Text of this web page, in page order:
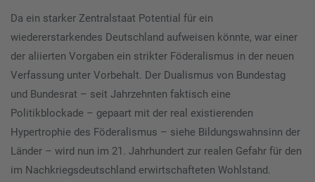
Da ein starker Zentralstaat Potential für ein
wiedererstarkendes Deutschland aufweisen könnte, war einer
der aliierten Vorgaben ein strikter Föderalismus in der neuen
Verfassung unter Vorbehalt. Der Dualismus von Bundestag
und Bundesrat – seit Jahrzehnten faktisch eine
Politikblockade – gepaart mit der real existierenden
Hypertrophie des Föderalismus – siehe Bildungswahnsinn der
Länder – wird nun im 21. Jahrhundert zur realen Gefahr für den
im Nachkriegsdeutschland erwirtschafteten Wohlstand.